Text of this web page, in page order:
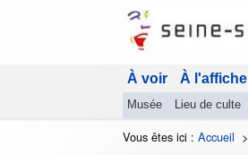
À voir À l'affiche
Musée Lieu de culte
Vous êtes ici : Accueil >